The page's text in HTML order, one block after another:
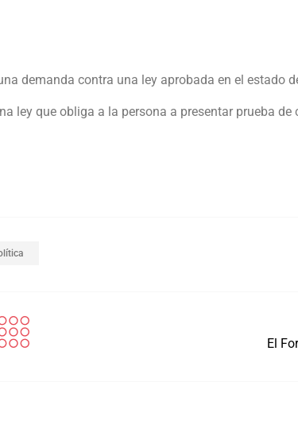
demanda contra una ley aprobada en el estado
ley que obliga a la persona a presentar prueba de
El